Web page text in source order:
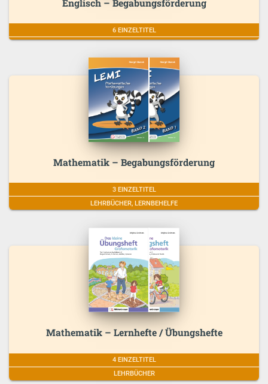
6 EINZELTITEL
Mathematik – Begabungsförderung
3 EINZELTITEL
LEHRBÜCHER, LERNBEHELFE
Mathematik – Lernhefte / Übungshefte
4 EINZELTITEL
LEHRBÜCHER